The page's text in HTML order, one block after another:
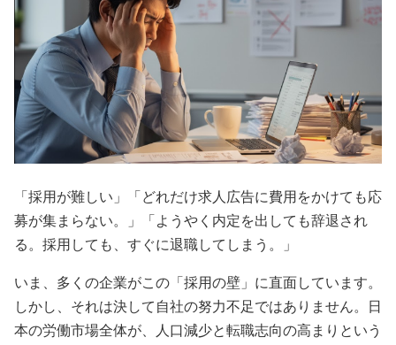
「採用が難しい」「どれだけ求人広告に費用をかけても応
募が集まらない。」「ようやく内定を出しても辞退され
る。採用しても、すぐに退職してしまう。」
いま、多くの企業がこの「採用の壁」に直面しています。
しかし、それは決して自社の努力不足ではありません。日
本の労働市場全体が、人口減少と転職志向の高まりという